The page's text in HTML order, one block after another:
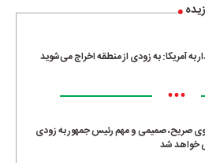
به آمریکا: به زودی از منطقه اخراج می‌شوید
•••
صریح، صمیمی و مهم رئیس جمهور به زودی
شد